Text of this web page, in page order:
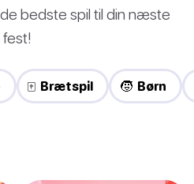
bedste spil til din næste
fest!
🀄 Brætspil 🧒 Børn